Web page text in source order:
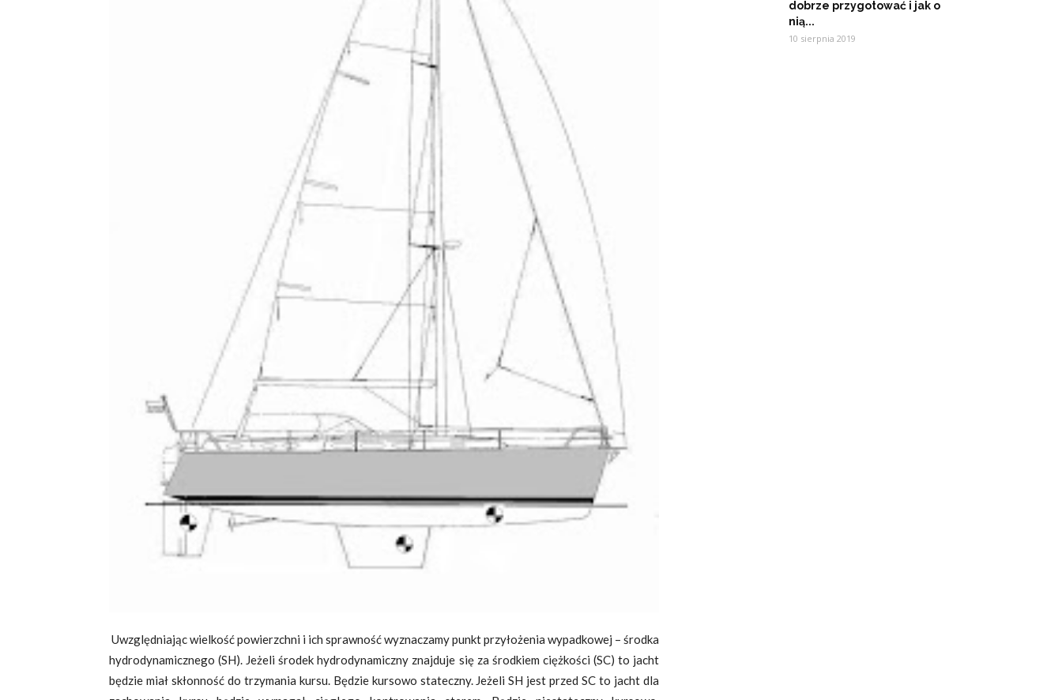
Uwzględniając wielkość powierzchni i ich sprawność wyznaczamy punkt przyłożenia wypadkowej – środka
hydrodynamicznego (SH). Jeżeli środek hydrodynamiczny znajduje się za środkiem ciężkości (SC) to jacht
będzie miał skłonność do trzymania kursu. Będzie kursowo stateczny. Jeżeli SH jest przed SC to jacht dla
dobrze przygotować i jak o
nią...
10 sierpnia 2019